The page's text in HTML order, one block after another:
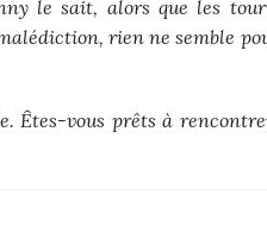
le sait, alors que les
rien ne semble
Êtes-vous prêts à